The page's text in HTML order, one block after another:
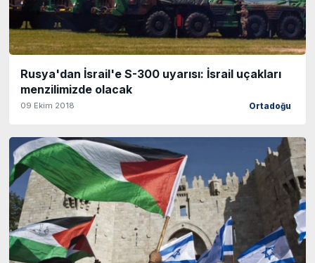
Rusya'dan İsrail'e S-300 uyarısı: İsrail uçakları
menzilimizde olacak
09 Ekim 2018 Ortadoğu